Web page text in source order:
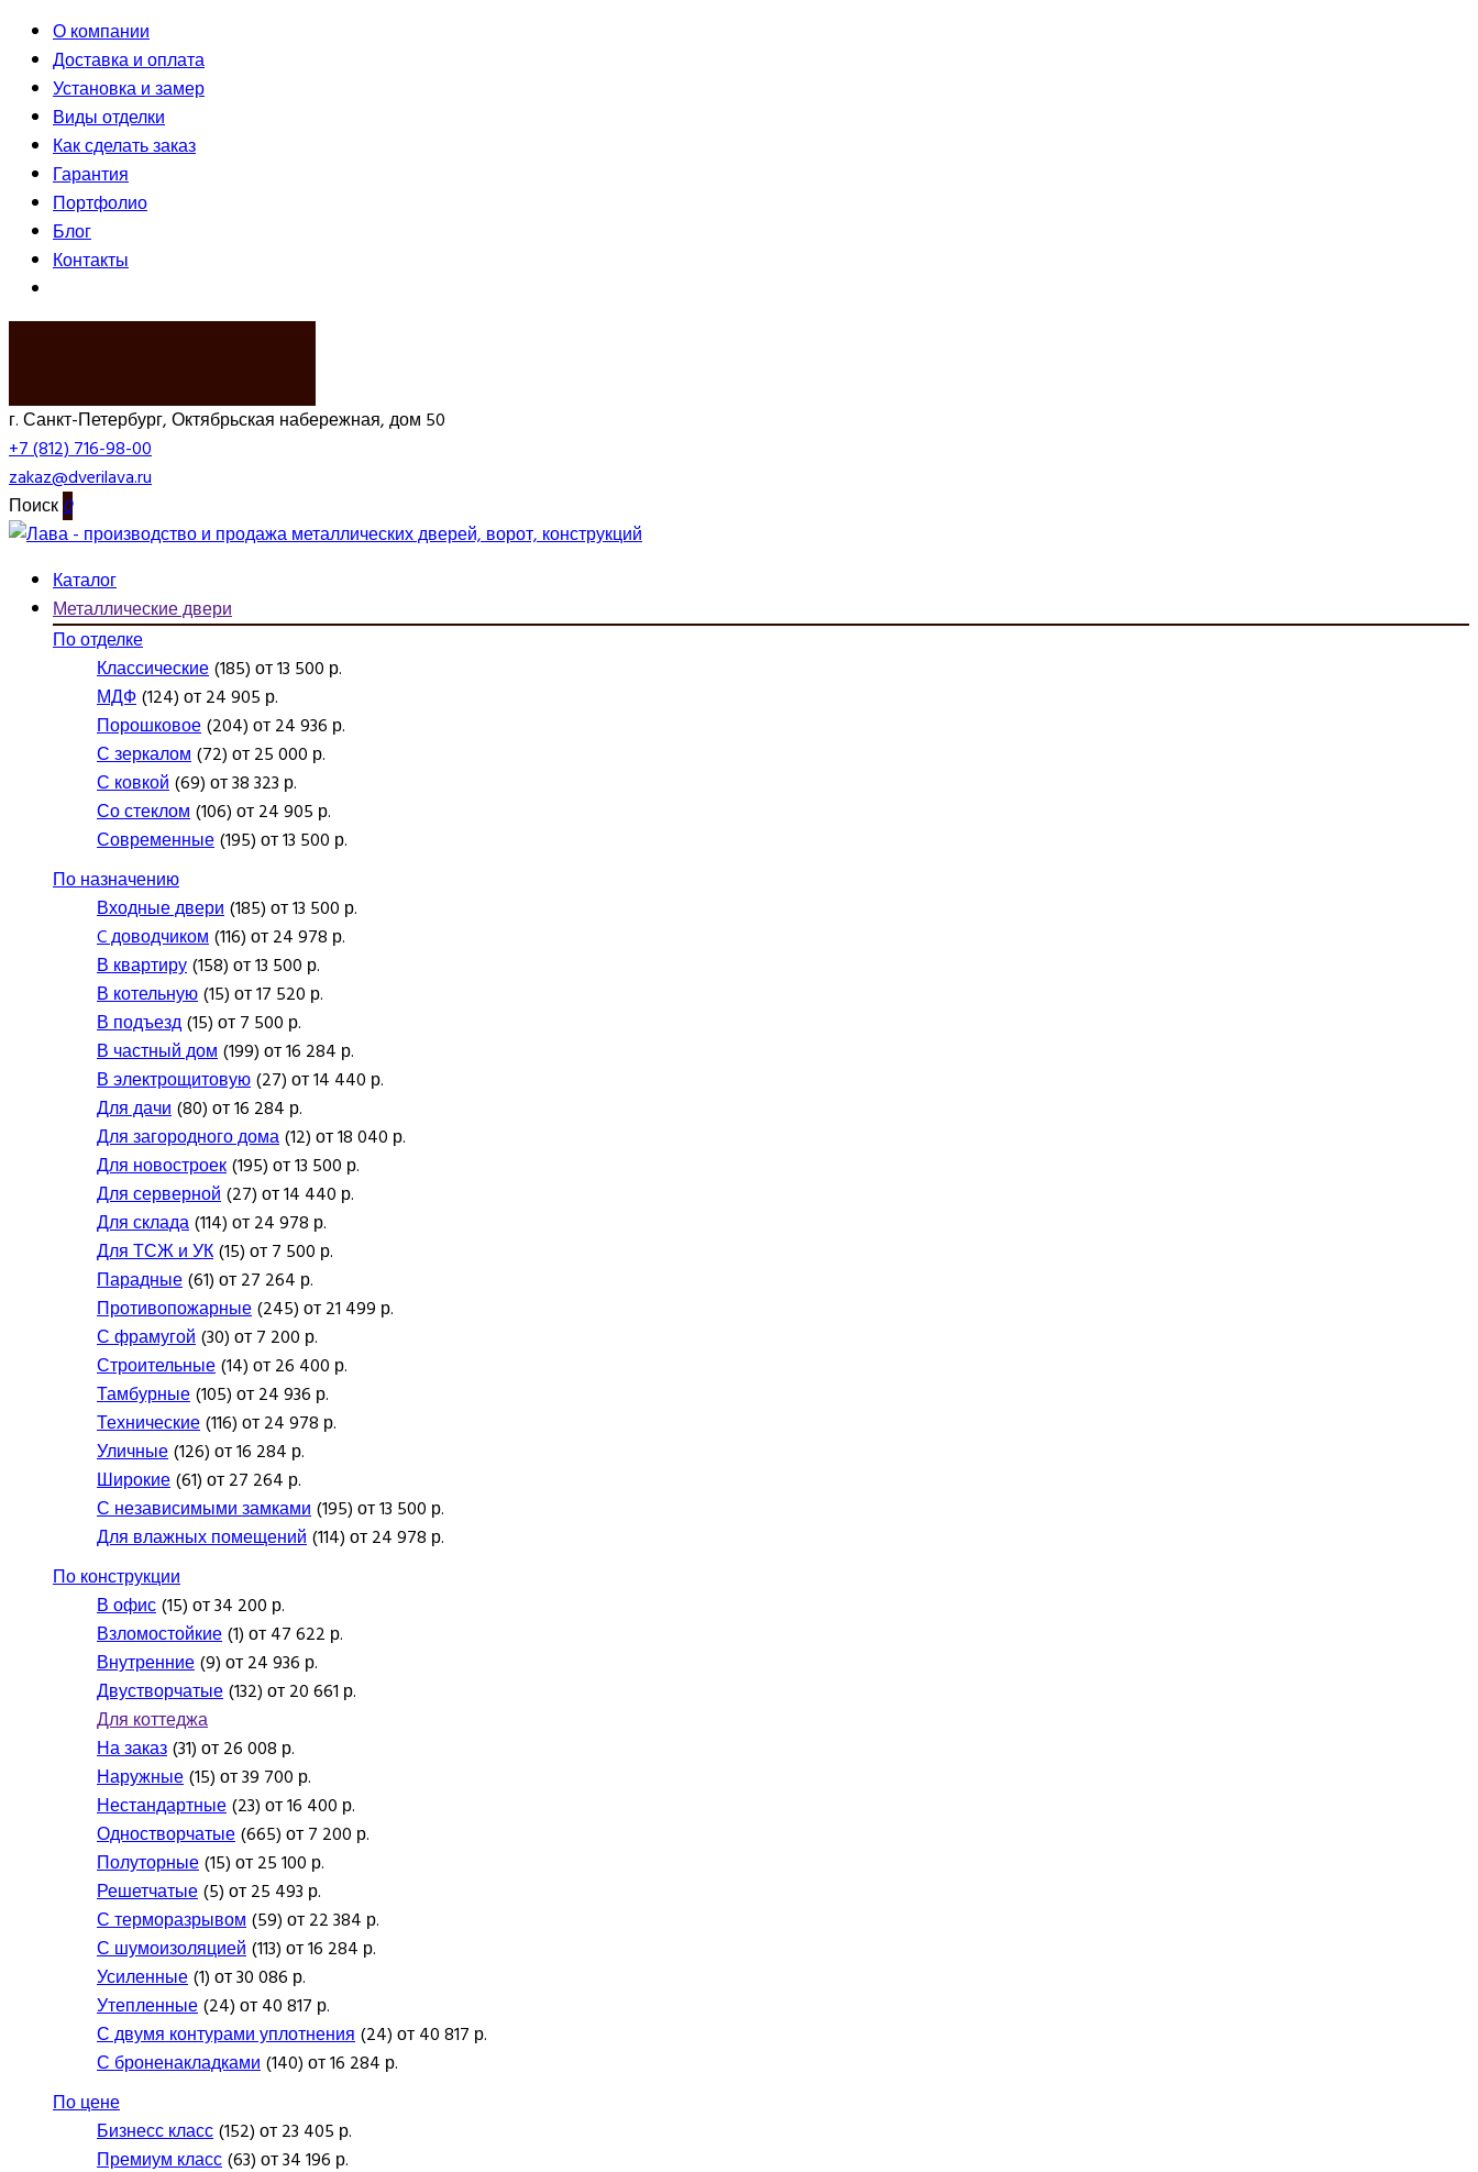
О компании
Доставка и оплата
Установка и замер
Виды отделки
Как сделать заказ
Гарантия
Портфолио
Блог
Контакты
г. Санкт-Петербург, Октябрьская набережная, дом 50
+7 (812) 716-98-00
zakaz@dverilava.ru
Поиск0
Каталог
Металлические двери
По отделке
Классические(185) от 13 500 р.
МДФ(124) от 24 905 р.
Порошковое(204) от 24 936 р.
С зеркалом(72) от 25 000 р.
С ковкой(69) от 38 323 р.
Со стеклом(106) от 24 905 р.
Современные(195) от 13 500 р.
По назначению
Входные двери(185) от 13 500 р.
C доводчиком(116) от 24 978 р.
В квартиру(158) от 13 500 р.
В котельную(15) от 17 520 р.
В подъезд(15) от 7 500 р.
В частный дом(199) от 16 284 р.
В электрощитовую(27) от 14 440 р.
Для дачи(80) от 16 284 р.
Для загородного дома(12) от 18 040 р.
Для новостроек(195) от 13 500 р.
Для серверной(27) от 14 440 р.
Для склада(114) от 24 978 р.
Для ТСЖ и УК(15) от 7 500 р.
Парадные(61) от 27 264 р.
Противопожарные(245) от 21 499 р.
С фрамугой(30) от 7 200 р.
Строительные(14) от 26 400 р.
Тамбурные(105) от 24 936 р.
Технические(116) от 24 978 р.
Уличные(126) от 16 284 р.
Широкие(61) от 27 264 р.
С независимыми замками(195) от 13 500 р.
Для влажных помещений(114) от 24 978 р.
По конструкции
В офис(15) от 34 200 р.
Взломостойкие(1) от 47 622 р.
Внутренние(9) от 24 936 р.
Двустворчатые(132) от 20 661 р.
Для коттеджа
На заказ(31) от 26 008 р.
Наружные(15) от 39 700 р.
Нестандартные(23) от 16 400 р.
Одностворчатые(665) от 7 200 р.
Полуторные(15) от 25 100 р.
Решетчатые(5) от 25 493 р.
С терморазрывом(59) от 22 384 р.
С шумоизоляцией(113) от 16 284 р.
Усиленные(1) от 30 086 р.
Утепленные(24) от 40 817 р.
С двумя контурами уплотнения(24) от 40 817 р.
С броненакладками(140) от 16 284 р.
По цене
Бизнесс класс(152) от 23 405 р.
Премиум класс(63) от 34 196 р.